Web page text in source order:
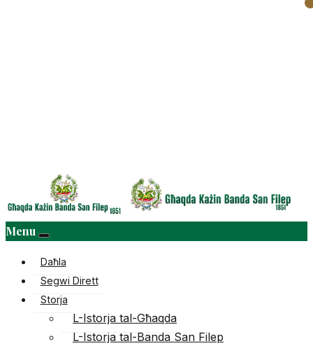
Menu
Daħla
Segwi Dirett
Storja
L-Istorja tal-Għaqda
L-Istorja tal-Banda San Filep